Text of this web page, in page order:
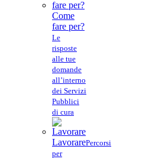
Come
fare per?
Le
risposte
alle tue
domande
all’interno
dei Servizi
Pubblici
di cura
LavorarePercorsi
per